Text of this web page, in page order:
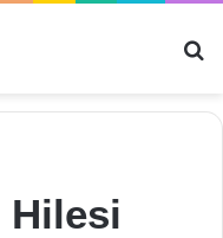
Hilesi